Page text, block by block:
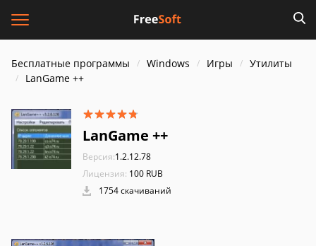
Бесплатные программы Windows Игры
Утилиты
LanGame ++
LanGame ++
Версия:1.2.12.78
Лицензия: 100 RUB
1754 скачиваний